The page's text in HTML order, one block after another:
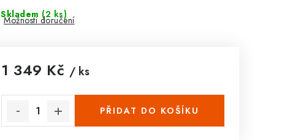
Skladem (2 ks)
Možnosti doručení
1 349 Kč / ks
PŘIDAT DO KOŠÍKU